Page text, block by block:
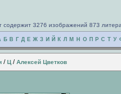
содержит 3276 изображений 873
Б В Г Д Е Ж З И Й К Л М Н О П Р С Т У
/ Ц / Алексей Цветков